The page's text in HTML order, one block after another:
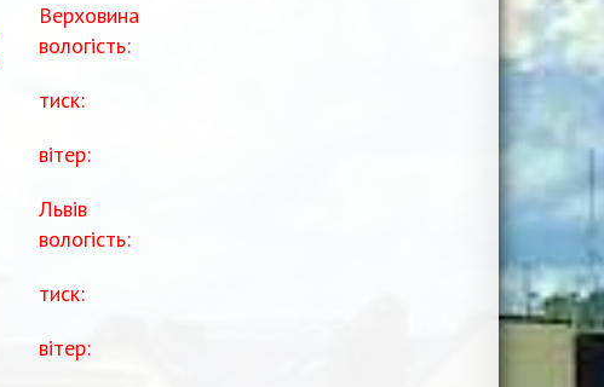
Верховина
вологість:
тиск:
вітер:
Львів
вологість:
тиск:
вітер: